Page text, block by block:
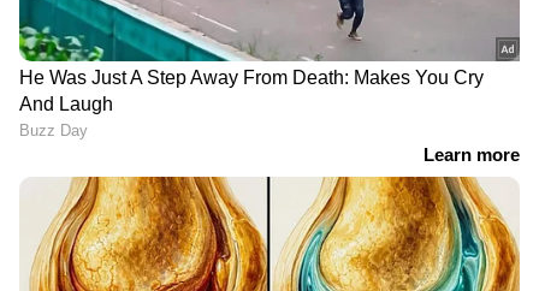
വെല്ലുവിളിയായാണ് കാണേണ്ടത്'